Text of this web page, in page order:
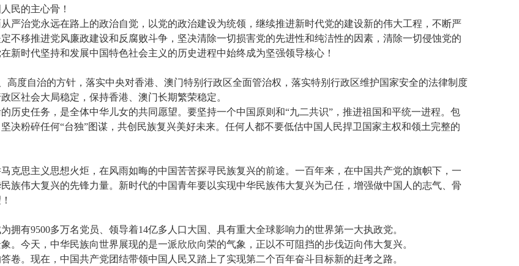
民的主心骨！
严治党永远在路上的政治自觉，以党的政治建设为统领，继续推进新时代党的建设新的伟大工程，不断严
不移推进党风廉政建设和反腐败斗争，坚决清除一切损害党的先进性和纯洁性的因素，清除一切侵蚀党的
新时代坚持和发展中国特色社会主义的历史进程中始终成为坚强领导核心！
高度自治的方针，落实中央对香港、澳门特别行政区全面管治权，落实特别行政区维护国家安全的法律制度
区社会大局稳定，保持香港、澳门长期繁荣稳定。
历史任务，是全体中华儿女的共同愿望。要坚持一个中国原则和“九二共识”，推进祖国和平统一进程。包
决粉碎任何“台独”图谋，共创民族复兴美好未来。任何人都不要低估中国人民捍卫国家主权和领土完整的
克思主义思想火炬，在风雨如晦的中国苦苦探寻民族复兴的前途。一百年来，在中国共产党的旗帜下，一
族伟大复兴的先锋力量。新时代的中国青年要以实现中华民族伟大复兴为己任，增强做中国人的志气、骨
拥有9500多万名党员、领导着14亿多人口大国、具有重大全球影响力的世界第一大执政党。
。今天，中华民族向世界展现的是一派欣欣向荣的气象，正以不可阻挡的步伐迈向伟大复兴。
卷。现在，中国共产党团结带领中国人民又踏上了实现第二个百年奋斗目标新的赶考之路。